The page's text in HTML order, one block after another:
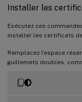
Installer les
Exécutez ces
installer les certificats
Remplacez l’espace
guillemets doubles,